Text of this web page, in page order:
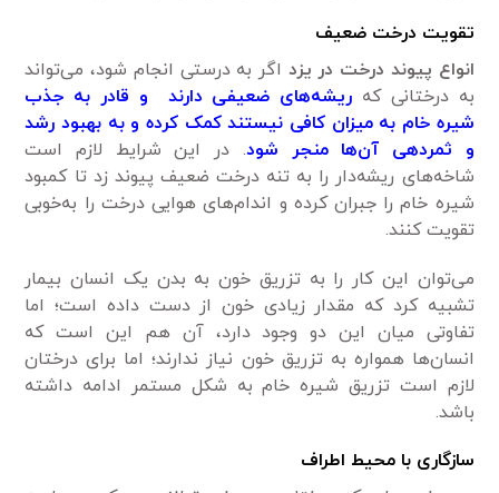
تقویت درخت ضعیف
انواع پیوند درخت در یزد اگر به درستی انجام شود، می‌تواند
به درختانی که ریشه‌های ضعیفی دارند و قادر به جذب
شیره خام به میزان کافی نیستند کمک کرده و به بهبود رشد
و ثمردهی آن‌ها منجر شود. در این شرایط لازم است
شاخه‌های ریشه‌دار را به تنه درخت ضعیف پیوند زد تا کمبود
شیره خام را جبران کرده و اندام‌های هوایی درخت را به‌خوبی
تقویت کنند.
می‌توان این کار را به تزریق خون به بدن یک انسان بیمار
تشبیه کرد که مقدار زیادی خون از دست داده است؛ اما
تفاوتی میان این دو وجود دارد، آن هم این است که
انسان‌ها همواره به تزریق خون نیاز ندارند؛ اما برای درختان
لازم است تزریق شیره خام به شکل مستمر ادامه داشته
باشد.
سازگاری با محیط اطراف